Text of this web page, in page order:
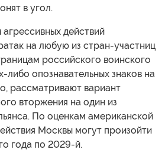
в угол.
действий
на любую из стран-участниц
российского воинского
либо опознавательных знаков на
рассматривают вариант
вторжения на один из
По оценкам американской
Москвы могут произойти
года по 2029-й.